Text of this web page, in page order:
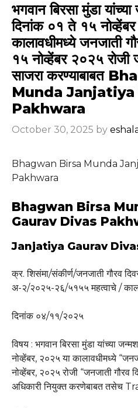
भगवान बिरसा मुंडा यांच्या
दिनांक ०१ ते १५
कालावधीमध्ये जनजाती
१५ नोव्हेंबर २०२५ रोजी
साजरा करण्याबाबत
Munda Janjatiya
Pakhwara
October 30, 2025 by
Bhagwan Birsa Munda
Pakhwara
Bhagwan Birsa
Gaurav Divas
Janjatiya Gaurav
क्र. शिसंमा/संकीर्ण/जनजाती गौरव
अ-२/२०२५-२६/५१५५ महत्वाचे /
दिनांक ०४/११/२०२५
विषय : भगवान बिरसा मुंडा यांच्या
नोव्हेंबर, २०२५ या कालावधीमध्ये
नोव्हेंबर, २०२५ रोजी “जनजाती गौरव
अधिकारी नियुक्त करणेबाबत तसेच